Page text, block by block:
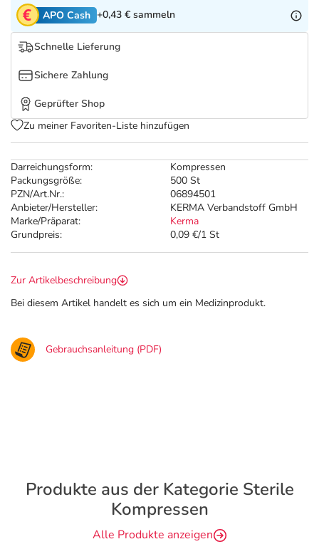
Darreichungsform:
Kompressen
Packungsgröße:
500 St
PZN/Art.Nr.:
06894501
Anbieter/Hersteller:
KERMA Verbandstoff GmbH
Marke/Präparat:
Kerma
Grundpreis:
0,09 €/1 St
APO Cash +0,43 € sammeln
Schnelle Lieferung
Sichere Zahlung
Geprüfter Shop
Zu meiner Favoriten-Liste hinzufügen
Zur Artikelbeschreibung
Bei diesem Artikel handelt es sich um ein Medizinprodukt.
Gebrauchsanleitung (PDF)
Produkte aus der Kategorie Sterile
Kompressen
Alle Produkte anzeigen